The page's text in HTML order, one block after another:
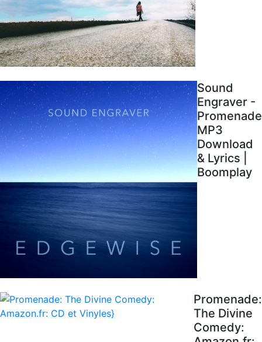
Sound
Engraver -
Promenade
MP3
Download
& Lyrics |
Boomplay
Promenade:
The Divine
Comedy: